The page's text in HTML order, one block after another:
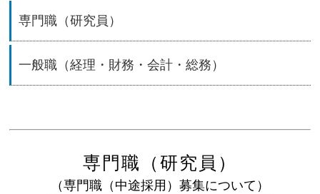
専門職（研究員）
一般職（経理・財務・会計・総務）
専門職（研究員）
（専門職（中途採用）募集について）